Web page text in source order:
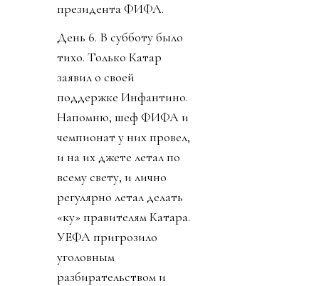
президента ФИФА.
День 6. В субботу было
тихо. Только Катар
заявил о своей
поддержке Инфантино.
Напомню, шеф ФИФА и
чемпионат у них провел,
и на их джете летал по
всему свету, и лично
регулярно летал делать
«ку» правителям Катара.
УЕФА пригрозило
уголовным
разбирательством и